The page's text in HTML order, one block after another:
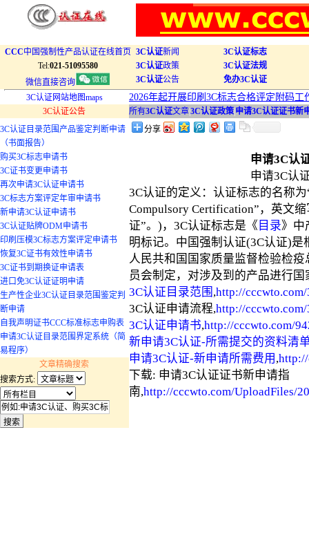
CCC中国强制性产品认证在线首页
Tel:021-51095580
微信直接咨询
3C认证新闻
3C认证政策
3C认证公告
3C认证标志
3C认证法规
免办3C认证
3C认证网站地图maps
3C认证公告
3C认证目录范围产品鉴定判断申请
（书面报告）
购买3C标志申请书
3C证书变更申请书
再次申请3C认证申请书
3C标志方案评定年审申请书
新申请3C认证申请书
3C认证贴牌ODM申请书
印刷压模3C标志方案评定申请书
恢复3C证书有效性申请书
3C证书到期换证申请表
进口免3C认证证明申请
生产性企业3C认证目录范围鉴定判
断申请
自我声明证书CCC标准标志申购表
申请3C认证目录范围界定系统（简
易程序）
文章精确搜索
搜索方式:
2026年起开展印刷3C标志合格评定附码工
所有3C认证文章|3C认证政策| 申请3C认证证书新
分享
申请3C认
申请3C认
3C认证的定义：认证标志的名称
Compulsory Certification”，英文
证”。)，3C认证标志是《 目录》中
明标记。中国强制认证(3C认证)是
人民共和国国家质量监督检验检
员会制定，对涉及到的产品进行
3C认证目录范围 ,http://
3C认证申请流程,http://
3C认证申请书,http://cccwto.com/
新申请3C认证-所需提交的资料清
申请3C认证-新申请所需费用 ,
下载: 申请3C认证证书新申请指
南,http://cccwto.com/UploadFiles/